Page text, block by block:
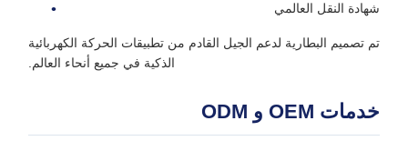
شهادة النقل العالمي
تم تصميم البطارية لدعم الجيل القادم من تطبيقات الحركة الكهربائية
الذكية في جميع أنحاء العالم.
خدمات OEM و ODM